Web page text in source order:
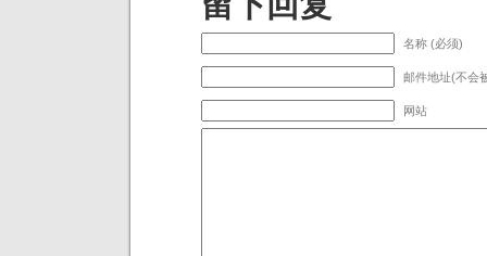
名称 (必须)
邮件地址(不会
网站